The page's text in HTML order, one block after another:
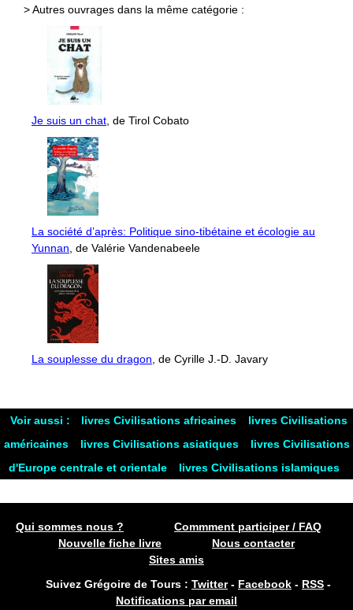
> Autres ouvrages dans la même catégorie :
Je suis un chat, de Tirol Cobato
La société d’après: Politique sino-tibétaine et écologie au
Yunnan, de Valérie Vandenabeele
La souplesse du dragon, de Cyrille J.-D. Javary
Voir aussi : livres Civilisations africaines
livres Civilisations
américaines
livres Civilisations asiatiques
livres Civilisations
d'Europe centrale et orientale
livres Civilisations islamiques
Qui sommes nous ?
Commment participer / FAQ
Nouvelle fiche livre
Nous contacter
Sites amis
Suivez Grégoire de Tours : Twitter- Facebook - RSS -
Notifications par email